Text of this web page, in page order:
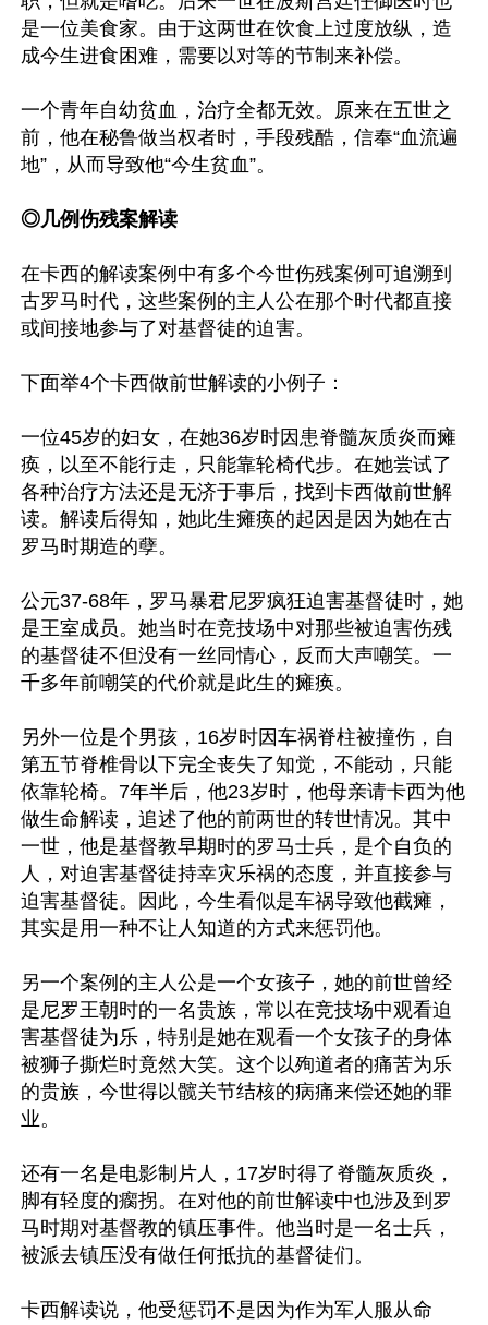
是一位美食家。由于这两世在饮食上过度放纵，造
成今生进食困难，需要以对等的节制来补偿。
一个青年自幼贫血，治疗全都无效。原来在五世之
前，他在秘鲁做当权者时，手段残酷，信奉“血流遍
地”，从而导致他“今生贫血”。
◎几例伤残案解读
在卡西的解读案例中有多个今世伤残案例可追溯到
古罗马时代，这些案例的主人公在那个时代都直接
或间接地参与了对基督徒的迫害。
下面举4个卡西做前世解读的小例子：
一位45岁的妇女，在她36岁时因患脊髓灰质炎而瘫
痪，以至不能行走，只能靠轮椅代步。在她尝试了
各种治疗方法还是无济于事后，找到卡西做前世解
读。解读后得知，她此生瘫痪的起因是因为她在古
罗马时期造的孽。
公元37-68年，罗马暴君尼罗疯狂迫害基督徒时，她
是王室成员。她当时在竞技场中对那些被迫害伤残
的基督徒不但没有一丝同情心，反而大声嘲笑。一
千多年前嘲笑的代价就是此生的瘫痪。
另外一位是个男孩，16岁时因车祸脊柱被撞伤，自
第五节脊椎骨以下完全丧失了知觉，不能动，只能
依靠轮椅。7年半后，他23岁时，他母亲请卡西为他
做生命解读，追述了他的前两世的转世情况。其中
一世，他是基督教早期时的罗马士兵，是个自负的
人，对迫害基督徒持幸灾乐祸的态度，并直接参与
迫害基督徒。因此，今生看似是车祸导致他截瘫，
其实是用一种不让人知道的方式来惩罚他。
另一个案例的主人公是一个女孩子，她的前世曾经
是尼罗王朝时的一名贵族，常以在竞技场中观看迫
害基督徒为乐，特别是她在观看一个女孩子的身体
被狮子撕烂时竟然大笑。这个以殉道者的痛苦为乐
的贵族，今世得以髋关节结核的病痛来偿还她的罪
业。
还有一名是电影制片人，17岁时得了脊髓灰质炎，
脚有轻度的瘸拐。在对他的前世解读中也涉及到罗
马时期对基督教的镇压事件。他当时是一名士兵，
被派去镇压没有做任何抵抗的基督徒们。
卡西解读说，他受惩罚不是因为作为军人服从命